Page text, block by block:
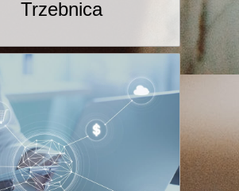
Trzebnica